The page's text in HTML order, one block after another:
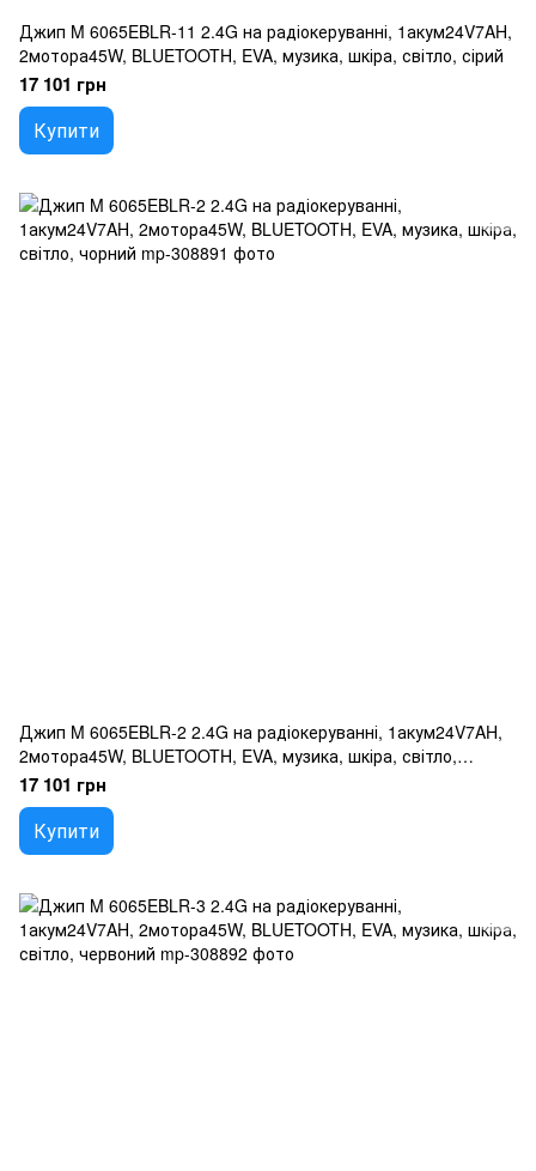
Джип M 6065EBLR-11 2.4G на радіокеруванні, 1акум24V7AH,
2мотора45W, BLUETOOTH, EVA, музика, шкіра, світло, сірий
17 101 грн
Купити
Джип M 6065EBLR-2 2.4G на радіокеруванні, 1акум24V7AH,
2мотора45W, BLUETOOTH, EVA, музика, шкіра, світло,
чорний
17 101 грн
Купити